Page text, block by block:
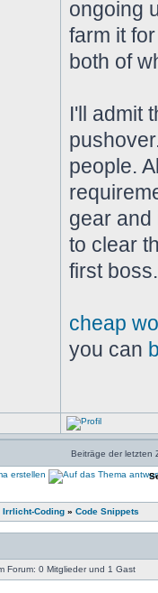
ongoing
farm it
both of
I'll admit
people.
gear and
to clear
first boss.
cheap
you can
Beiträge der letzten
Irrlicht-Coding» Code Snippets
Forum: 0 Mitglieder und 1 Gast